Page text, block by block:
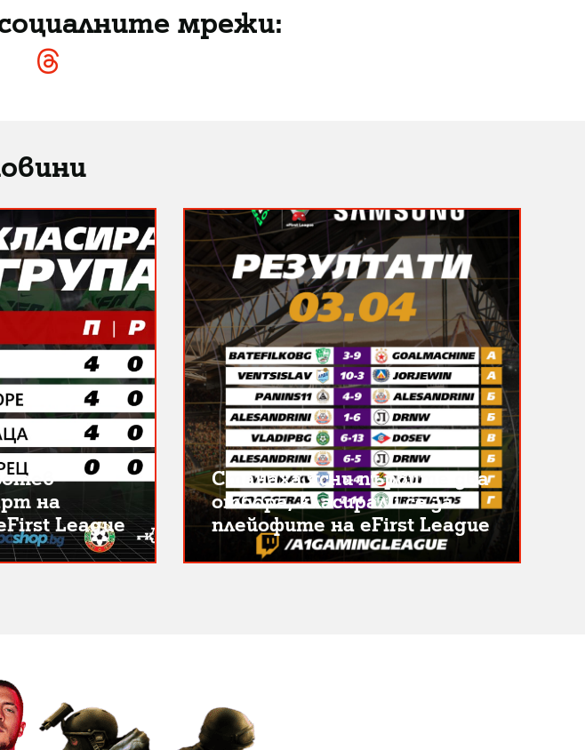
мрежи:
на
League
Станаха ясни първите два
отбора, класирали се за
плейофите на eFirst League